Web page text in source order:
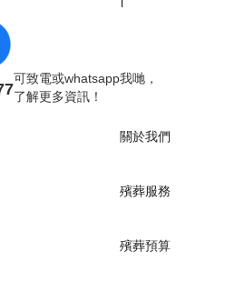
關於我們
殯葬服務
殯葬預算
可致電或whatsapp我哋，
了解更多資訊！